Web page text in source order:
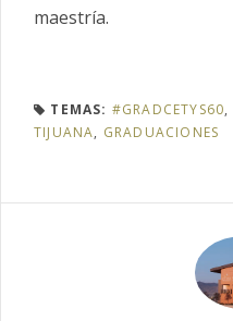
maestría.
TEMAS: #GRADCETYS60,
TIJUANA, GRADUACIONES